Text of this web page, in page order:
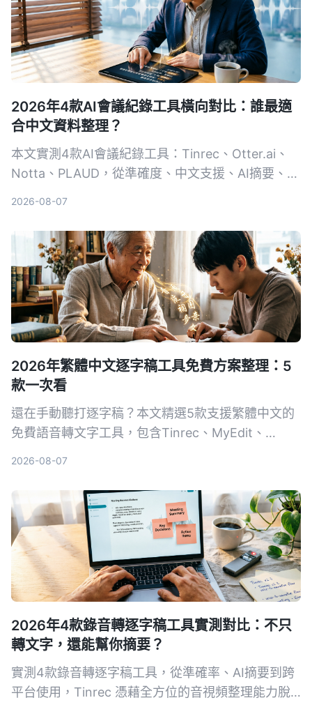
2026年4款AI會議紀錄工具橫向對比：誰最適
合中文資料整理？
本文實測4款AI會議紀錄工具：Tinrec、Otter.ai、
Notta、PLAUD，從準確度、中文支援、AI摘要、多
2026-08-07
2026年繁體中文逐字稿工具免費方案整理：5
款一次看
還在手動聽打逐字稿？本文精選5款支援繁體中文的
免費語音轉文字工具，包含Tinrec、MyEdit、
2026-08-07
2026年4款錄音轉逐字稿工具實測對比：不只
轉文字，還能幫你摘要？
實測4款錄音轉逐字稿工具，從準確率、AI摘要到跨
平台使用，Tinrec 憑藉全方位的音視頻整理能力脫